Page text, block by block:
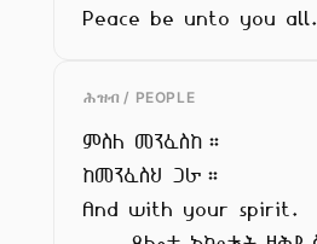
Peace be unto you all.
ሕዝብ / PEOPLE
ምስለ መንፈስከ።
ከመንፈስህ ጋራ።
And with your spirit.